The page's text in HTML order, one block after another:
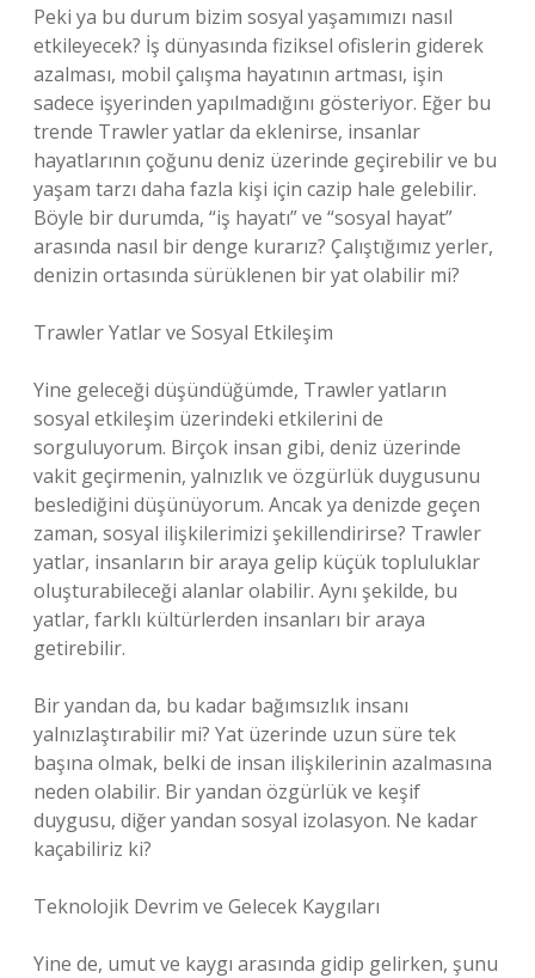
Peki ya bu durum bizim sosyal yaşamımızı nasıl
etkileyecek? İş dünyasında fiziksel ofislerin giderek
azalması, mobil çalışma hayatının artması, işin
sadece işyerinden yapılmadığını gösteriyor. Eğer bu
trende Trawler yatlar da eklenirse, insanlar
hayatlarının çoğunu deniz üzerinde geçirebilir ve bu
yaşam tarzı daha fazla kişi için cazip hale gelebilir.
Böyle bir durumda, “iş hayatı” ve “sosyal hayat”
arasında nasıl bir denge kurarız? Çalıştığımız yerler,
denizin ortasında sürüklenen bir yat olabilir mi?
Trawler Yatlar ve Sosyal Etkileşim
Yine geleceği düşündüğümde, Trawler yatların
sosyal etkileşim üzerindeki etkilerini de
sorguluyorum. Birçok insan gibi, deniz üzerinde
vakit geçirmenin, yalnızlık ve özgürlük duygusunu
beslediğini düşünüyorum. Ancak ya denizde geçen
zaman, sosyal ilişkilerimizi şekillendirirse? Trawler
yatlar, insanların bir araya gelip küçük topluluklar
oluşturabileceği alanlar olabilir. Aynı şekilde, bu
yatlar, farklı kültürlerden insanları bir araya
getirebilir.
Bir yandan da, bu kadar bağımsızlık insanı
yalnızlaştırabilir mi? Yat üzerinde uzun süre tek
başına olmak, belki de insan ilişkilerinin azalmasına
neden olabilir. Bir yandan özgürlük ve keşif
duygusu, diğer yandan sosyal izolasyon. Ne kadar
kaçabiliriz ki?
Teknolojik Devrim ve Gelecek Kaygıları
Yine de, umut ve kaygı arasında gidip gelirken, şunu